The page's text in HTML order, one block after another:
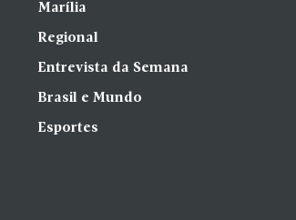
Marília
Regional
Entrevista da Semana
Brasil e Mundo
Esportes